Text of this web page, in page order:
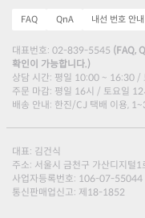
FAQ QnA 내선 번호 안내
대표번호: 02-839-5545 (FAQ,
확인이 가능합니다.)
상담 시간: 평일 10:00 ~ 16:30 /
주문 마감: 평일 16시 / 토요일 12
배송 안내: 한진/CJ 택배 이용,
대표: 김건식
주소: 서울시 금천구 가산디지
사업자등록번호: 106-07-55044
통신판매업신고: 제18-1852